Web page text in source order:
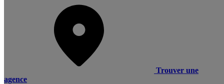
Trouver une
agence